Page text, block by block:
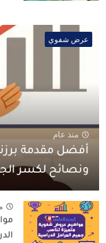
عرض شفوي
منذ عام
أفضل مقدمة
ونصائح لكسر